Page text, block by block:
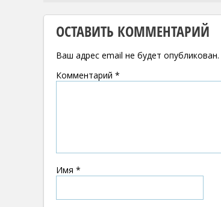
ОСТАВИТЬ КОММЕНТАРИЙ
Ваш адрес email не будет опубликован.
Комментарий *
Имя *